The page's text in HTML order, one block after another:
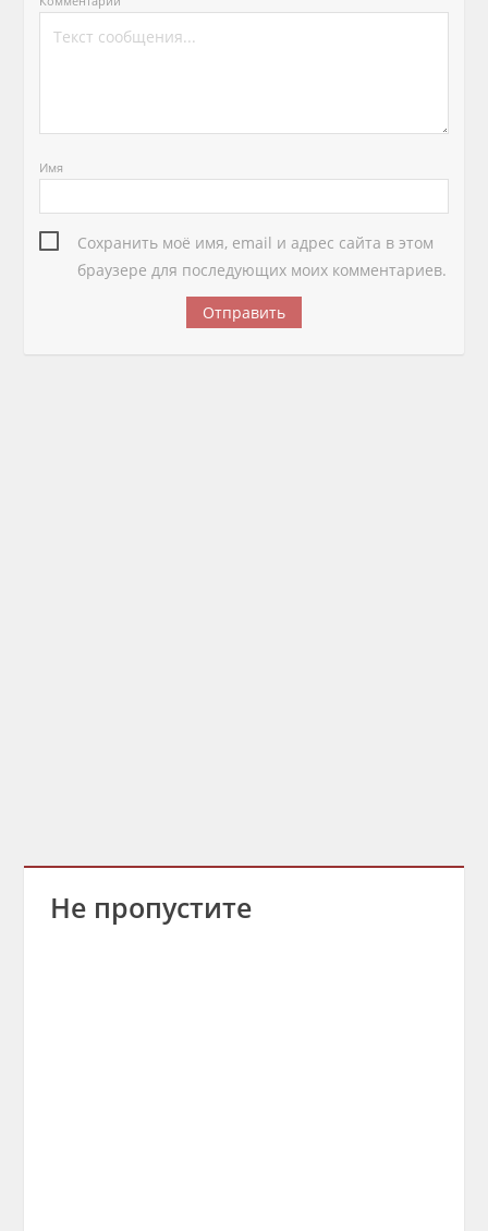
Имя
Сохранить моё имя, email и адрес сайта в этом
браузере для последующих моих комментариев.
Не пропустите